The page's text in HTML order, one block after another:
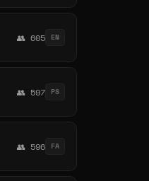
👥 605 EN
👥 597 PS
👥 596 FA